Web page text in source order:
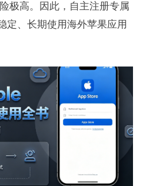
极高。因此，自主注册专属
定、长期使用海外苹果应用